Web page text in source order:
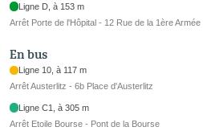
Ligne D, à 153 m
Arrêt Porte de l'Hôpital - 12 Rue de la 1ère Armée
En bus
Ligne 10, à 117 m
Arrêt Austerlitz - 6b Place d'Austerlitz
Ligne C1, à 305 m
Arrêt Etoile Bourse - Pont de la Bourse